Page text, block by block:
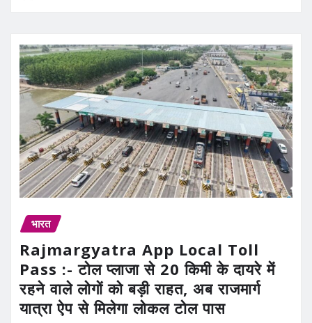
भारत
Rajmargyatra App Local Toll
Pass :- टोल प्लाजा से 20 किमी के दायरे में
रहने वाले लोगों को बड़ी राहत, अब राजमार्ग
यात्रा ऐप से मिलेगा लोकल टोल पास